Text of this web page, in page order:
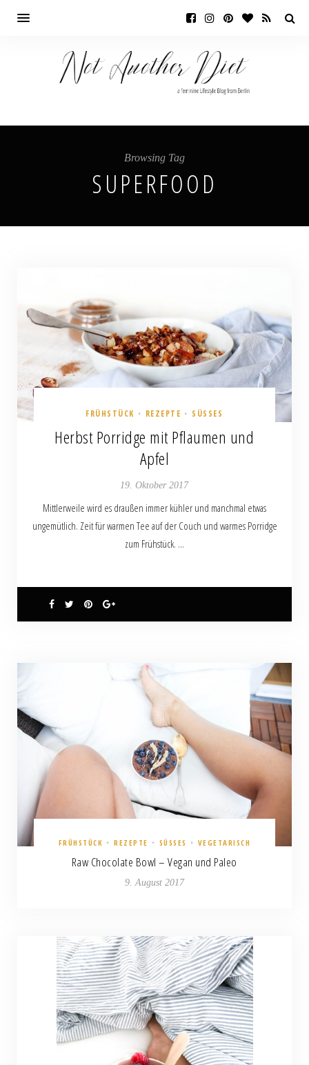
Browsing Tag
SUPERFOOD
FRÜHSTÜCK • REZEPTE • SÜSSES
Herbst Porridge mit Pflaumen und
Apfel
19. Oktober 2017
Mittlerweile wird es draußen immer kühler und manchmal etwas
ungemütlich. Zeit für warmen Tee auf der Couch und warmes Porridge
zum Frühstück. …
FRÜHSTÜCK • REZEPTE • SÜSSES • VEGETARISCH
Raw Chocolate Bowl – Vegan und Paleo
9. August 2017